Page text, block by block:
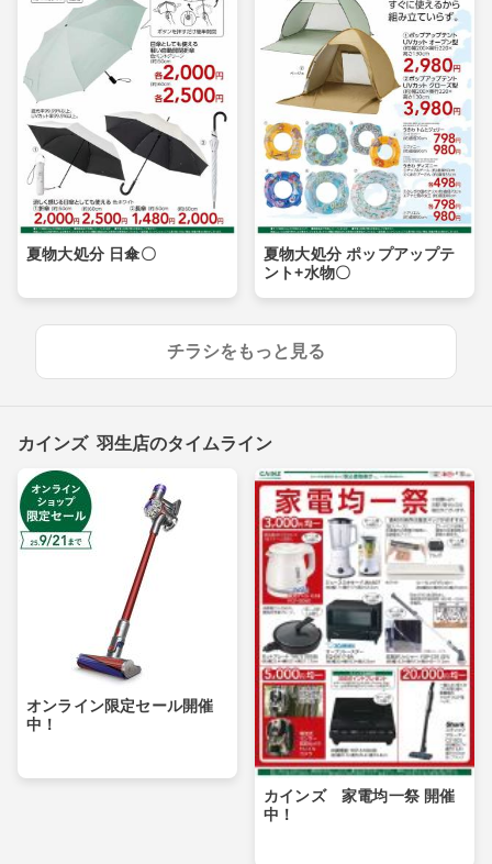
夏物大処分 日傘〇
夏物大処分 ポップアップテ
ント+水物〇
チラシをもっと見る
カインズ 羽生店のタイムライン
オンライン限定セール開催
中！
カインズ 家電均一祭 開催
中！